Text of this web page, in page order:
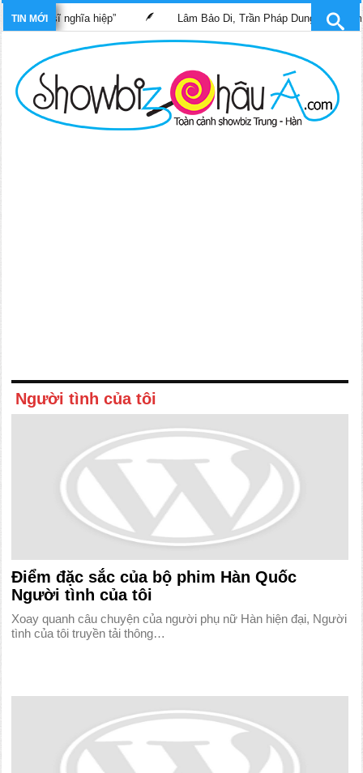
TIN MỚI
sĩ nghĩa hiệp” Lâm Bảo Di, Trần Pháp Dung tái ngộ màn
Người tình của tôi
Điểm đặc sắc của bộ phim Hàn Quốc
Người tình của tôi
Xoay quanh câu chuyện của người phụ nữ Hàn hiện đại, Người
tình của tôi truyền tải thông…